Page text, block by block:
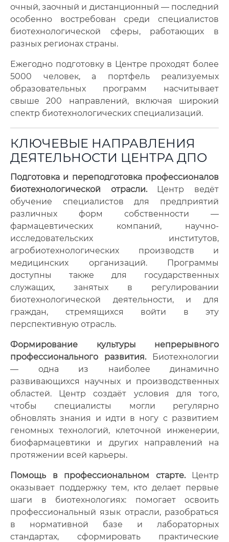
очный, заочный и дистанционный — последний
особенно востребован среди специалистов
биотехнологической сферы, работающих в
разных регионах страны.
Ежегодно подготовку в Центре проходят более
5000 человек, а портфель реализуемых
образовательных программ насчитывает
свыше 200 направлений, включая широкий
спектр биотехнологических специализаций.
КЛЮЧЕВЫЕ НАПРАВЛЕНИЯ
ДЕЯТЕЛЬНОСТИ ЦЕНТРА ДПО
Подготовка и переподготовка профессионалов
биотехнологической отрасли.Центр ведёт
обучение специалистов для предприятий
различных форм собственности —
фармацевтических компаний, научно-
исследовательских институтов,
агробиотехнологических производств и
медицинских организаций. Программы
доступны также для государственных
служащих, занятых в регулировании
биотехнологической деятельности, и для
граждан, стремящихся войти в эту
перспективную отрасль.
Формирование культуры непрерывного
профессионального развития.Биотехнологии
— одна из наиболее динамично
развивающихся научных и производственных
областей. Центр создаёт условия для того,
чтобы специалисты могли регулярно
обновлять знания и идти в ногу с развитием
геномных технологий, клеточной инженерии,
биофармацевтики и других направлений на
протяжении всей карьеры.
Помощь в профессиональном старте.Центр
оказывает поддержку тем, кто делает первые
шаги в биотехнологиях: помогает освоить
профессиональный язык отрасли, разобраться
в нормативной базе и лабораторных
стандартах, сформировать практические